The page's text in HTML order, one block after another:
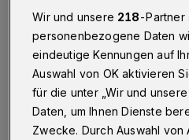
informiert ausführlich über
Sie gibt einen Überblick über
Kinder, Jugendliche, Eltern
auch eine digitale Anmeldung
20.08.2022 , 10:00 Uhr Eine
Wir und unsere 218-Partner
personenbezogene Daten
eindeutige Kennungen auf
Auswahl von OK aktivieren
für die unter „Wir und
Daten, um Ihnen Dienste
Zwecke. Durch Auswahl